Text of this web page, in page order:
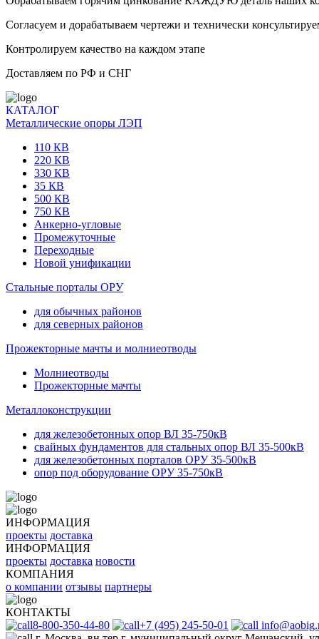
Согласуем и дорабатываем чертежи и технически
Контролируем качество на каждом этапе
Доставляем по РФ и СНГ
КАТАЛОГ
Металлические опоры ЛЭП
110 КВ
220 КВ
330 КВ
35 КВ
500 КВ
750 КВ
Анкерно-угловые
Промежуточные
Переходные
Новой унификации
Стальные порталы ОРУ
для обычных районов
для северных районов
Прожекторные мачты и молниеотводы
Молниеотводы
Прожекторные мачты
Металлоконструкции
для железобетонных опор ВЛ 35-750кВ
свайных фундаментов для стальных опор ВЛ 35-500кВ
для железобетонных порталов ОРУ 35-500кВ
опор под оборудование ОРУ 35-750кВ
ИНФОРМАЦИЯ
проекты доставка
ИНФОРМАЦИЯ
проекты доставка новости
КОМПАНИЯ
о компании отзывы партнеры
КОНТАКТЫ
8-800-350-44-80
+7 (495) 245-50-01